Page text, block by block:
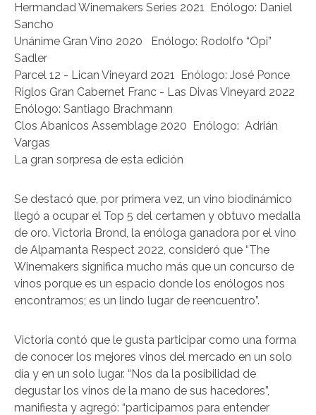
Hermandad Winemakers Series 2021 Enólogo: Daniel
Sancho
Unánime Gran Vino 2020 Enólogo: Rodolfo “Opi”
Sadler
Parcel 12 - Lican Vineyard 2021 Enólogo: José Ponce
Riglos Gran Cabernet Franc - Las Divas Vineyard 2022
Enólogo: Santiago Brachmann
Clos Abanicos Assemblage 2020 Enólogo: Adrián
Vargas
La gran sorpresa de esta edición
Se destacó que, por primera vez, un vino biodinámico
llegó a ocupar el Top 5 del certamen y obtuvo medalla
de oro. Victoria Brond, la enóloga ganadora por el vino
de Alpamanta Respect 2022, consideró que “The
Winemakers significa mucho más que un concurso de
vinos porque es un espacio donde los enólogos nos
encontramos; es un lindo lugar de reencuentro”.
Victoria contó que le gusta participar como una forma
de conocer los mejores vinos del mercado en un solo
día y en un solo lugar. “Nos da la posibilidad de
degustar los vinos de la mano de sus hacedores”,
manifiesta y agregó: “participamos para entender